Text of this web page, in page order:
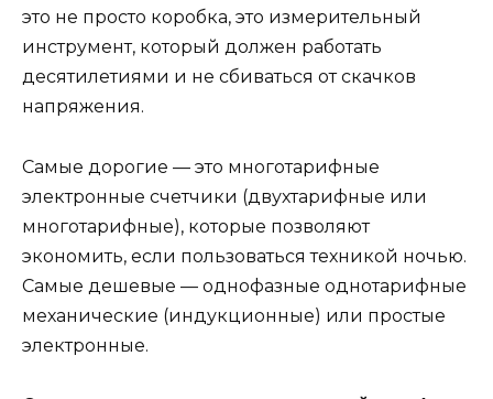
это не просто коробка, это измерительный
инструмент, который должен работать
десятилетиями и не сбиваться от скачков
напряжения.
Самые дорогие — это многотарифные
электронные счетчики (двухтарифные или
многотарифные), которые позволяют
экономить, если пользоваться техникой ночью.
Самые дешевые — однофазные однотарифные
механические (индукционные) или простые
электронные.